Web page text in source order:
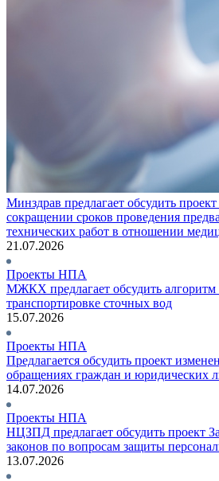
Минздрав предлагает обсудить
сокращении сроков проведения
технических работ в отношении
21.07.2026
Проекты НПА
МЖКХ предлагает обсудить алгоритм
транспортировке сточных вод
15.07.2026
Проекты НПА
Предлагается обсудить проект
обращениях граждан и юридических
14.07.2026
Проекты НПА
НЦЗПД предлагает обсудить проект
законов по вопросам защиты
13.07.2026